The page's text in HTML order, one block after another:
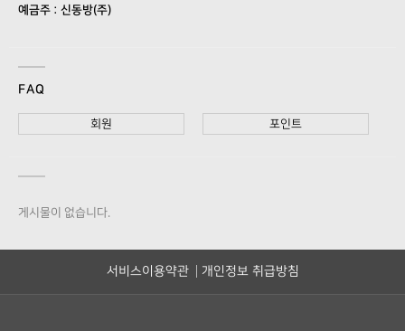
예금주 : 신동방(주)
FAQ
회원 포인트
게시물이 없습니다.
서비스이용약관 개인정보 취급방침